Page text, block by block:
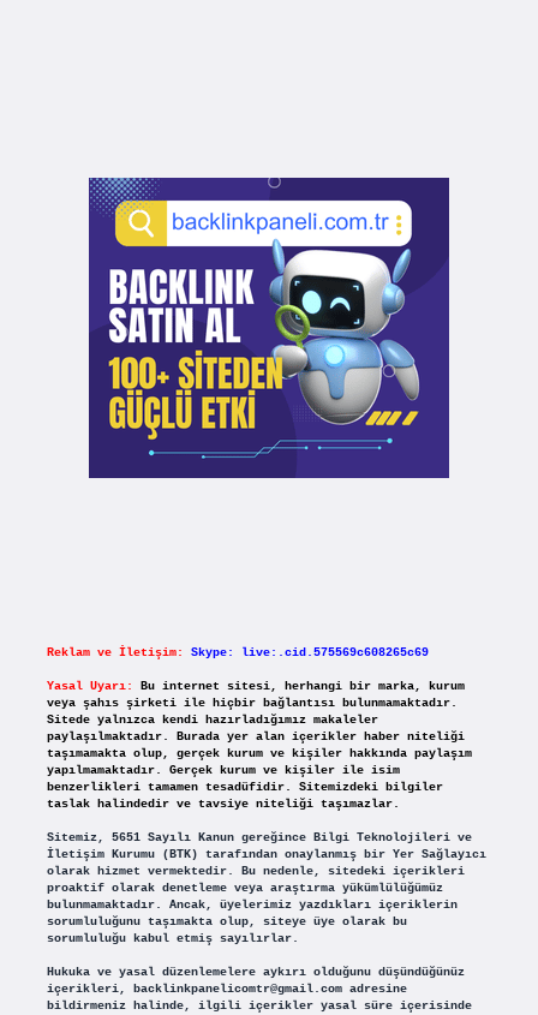
Reklam ve İletişim: Skype: live:.cid.575569c608265c69
Yasal Uyarı:
Bu internet sitesi, herhangi bir marka, kurum
veya şahıs şirketi ile hiçbir bağlantısı bulunmamaktadır.
Sitede yalnızca kendi hazırladığımız makaleler
paylaşılmaktadır. Burada yer alan içerikler haber niteliği
taşımamakta olup, gerçek kurum ve kişiler hakkında paylaşım
yapılmamaktadır. Gerçek kurum ve kişiler ile isim
benzerlikleri tamamen tesadüfidir. Sitemizdeki bilgiler
taslak halindedir ve tavsiye niteliği taşımazlar.
Sitemiz, 5651 Sayılı Kanun gereğince Bilgi Teknolojileri ve
İletişim Kurumu (BTK) tarafından onaylanmış bir Yer Sağlayıcı
olarak hizmet vermektedir. Bu nedenle, sitedeki içerikleri
proaktif olarak denetleme veya araştırma yükümlülüğümüz
bulunmamaktadır. Ancak, üyelerimiz yazdıkları içeriklerin
sorumluluğunu taşımakta olup, siteye üye olarak bu
sorumluluğu kabul etmiş sayılırlar.
Hukuka ve yasal düzenlemelere aykırı olduğunu düşündüğünüz
içerikleri, backlinkpanelicomtr@gmail.comadresine
bildirmeniz halinde, ilgili içerikler yasal süre içerisinde